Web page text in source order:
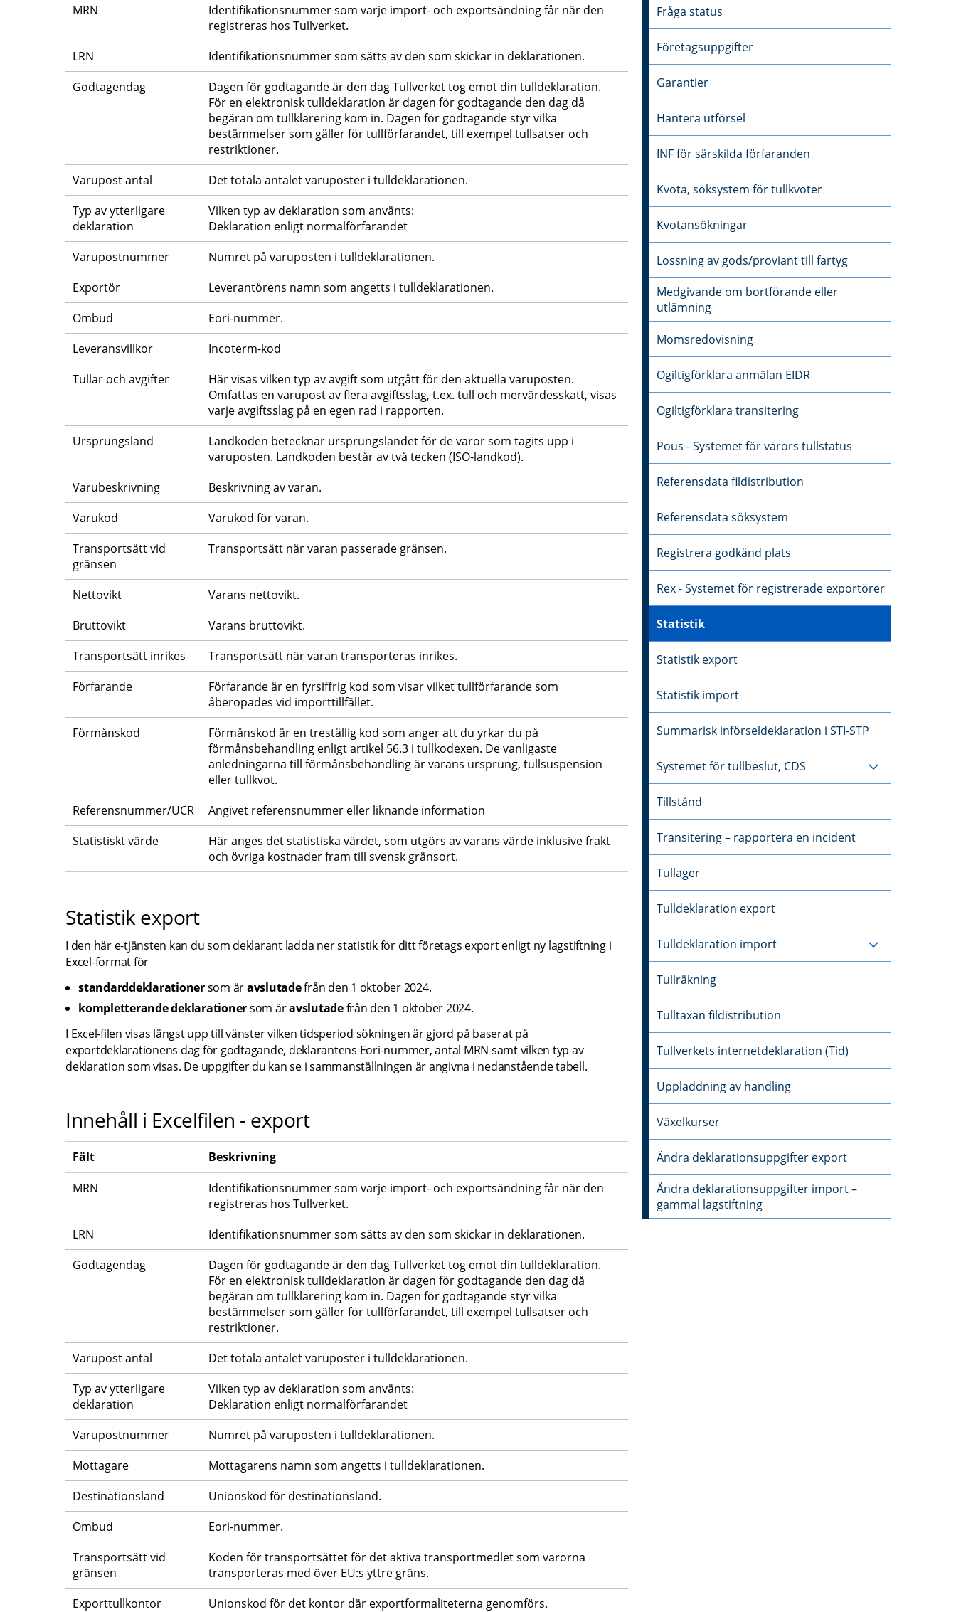
MRN
Identifikationsnummer som varje import- och exportsändning får när den
registreras hos Tullverket.
LRN
Identifikationsnummer som sätts av den som skickar in deklarationen.
Godtagendag
Dagen för godtagande är den dag Tullverket tog emot din tulldeklaration.
För en elektronisk tulldeklaration är dagen för godtagande den dag då
begäran om tullklarering kom in. Dagen för godtagande styr vilka
bestämmelser som gäller för tullförfarandet, till exempel tullsatser och
restriktioner.
Varupost antal
Det totala antalet varuposter i tulldeklarationen.
Typ av ytterligare
deklaration
Vilken typ av deklaration som använts:
Deklaration enligt normalförfarandet
Varupostnummer
Numret på varuposten i tulldeklarationen.
Exportör
Leverantörens namn som angetts i tulldeklarationen.
Ombud
Eori-nummer.
Leveransvillkor
Incoterm-kod
Tullar och avgifter
Här visas vilken typ av avgift som utgått för den aktuella varuposten.
Omfattas en varupost av flera avgiftsslag, t.ex. tull och mervärdesskatt, visas
varje avgiftsslag på en egen rad i rapporten.
Ursprungsland
Landkoden betecknar ursprungslandet för de varor som tagits upp i
varuposten. Landkoden består av två tecken (ISO-landkod).
Varubeskrivning
Beskrivning av varan.
Varukod
Varukod för varan.
Transportsätt vid
gränsen
Transportsätt när varan passerade gränsen.
Nettovikt
Varans nettovikt.
Bruttovikt
Varans bruttovikt.
Transportsätt inrikes
Transportsätt när varan transporteras inrikes.
Förfarande
Förfarande är en fyrsiffrig kod som visar vilket tullförfarande som
åberopades vid importtillfället.
Förmånskod
Förmånskod är en treställig kod som anger att du yrkar du på
förmånsbehandling enligt artikel 56.3 i tullkodexen. De vanligaste
anledningarna till förmånsbehandling är varans ursprung, tullsuspension
eller tullkvot.
Referensnummer/UCR
Angivet referensnummer eller liknande information
Statistiskt värde
Här anges det statistiska värdet, som utgörs av varans värde inklusive frakt
och övriga kostnader fram till svensk gränsort.
Statistik export
I den här e-tjänsten kan du som deklarant ladda ner statistik för ditt företags export enligt ny lagstiftning i
Excel-format för
standarddeklarationer som är avslutadefrån den 1 oktober 2024.
kompletterande deklarationer som är avslutade från den 1 oktober 2024.
I Excel-filen visas längst upp till vänster vilken tidsperiod sökningen är gjord på baserat på
exportdeklarationens dag för godtagande, deklarantens Eori-nummer, antal MRN samt vilken typ av
deklaration som visas. De uppgifter du kan se i sammanställningen är angivna i nedanstående tabell.
Innehåll i Excelfilen - export
Fält
Beskrivning
MRN
Identifikationsnummer som varje import- och exportsändning får när den
registreras hos Tullverket.
LRN
Identifikationsnummer som sätts av den som skickar in deklarationen.
Godtagendag
Dagen för godtagande är den dag Tullverket tog emot din tulldeklaration.
För en elektronisk tulldeklaration är dagen för godtagande den dag då
begäran om tullklarering kom in. Dagen för godtagande styr vilka
bestämmelser som gäller för tullförfarandet, till exempel tullsatser och
restriktioner.
Varupost antal
Det totala antalet varuposter i tulldeklarationen.
Typ av ytterligare
deklaration
Vilken typ av deklaration som använts:
Deklaration enligt normalförfarandet
Varupostnummer
Numret på varuposten i tulldeklarationen.
Mottagare
Mottagarens namn som angetts i tulldeklarationen.
Destinationsland
Unionskod för destinationsland.
Ombud
Eori-nummer.
Transportsätt vid
gränsen
Koden för transportsättet för det aktiva transportmedlet som varorna
transporteras med över EU:s yttre gräns.
Exporttullkontor
Unionskod för det kontor där exportformaliteterna genomförs.
Fråga status
Företagsuppgifter
Garantier
Hantera utförsel
INF för särskilda förfaranden
Kvota, söksystem för tullkvoter
Kvotansökningar
Lossning av gods/proviant till fartyg
Medgivande om bortförande eller
utlämning
Momsredovisning
Ogiltigförklara anmälan EIDR
Ogiltigförklara transitering
Pous - Systemet för varors tullstatus
Referensdata fildistribution
Referensdata söksystem
Registrera godkänd plats
Rex - Systemet för registrerade exportörer
Statistik
Statistik export
Statistik import
Summarisk införseldeklaration i STI-STP
Systemet för tullbeslut, CDS
Tillstånd
Transitering – rapportera en incident
Tullager
Tulldeklaration export
Tulldeklaration import
Tullräkning
Tulltaxan fildistribution
Tullverkets internetdeklaration (Tid)
Uppladdning av handling
Växelkurser
Ändra deklarationsuppgifter export
Ändra deklarationsuppgifter import –
gammal lagstiftning